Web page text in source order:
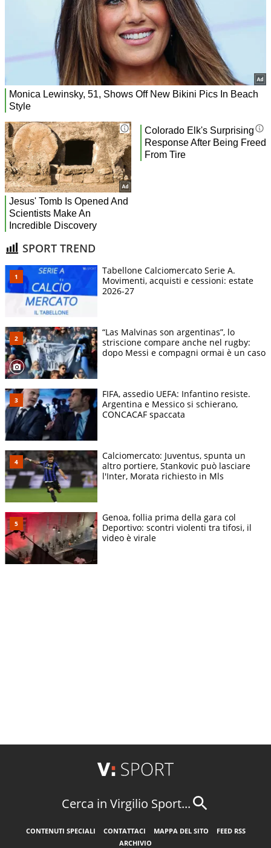
SPORT TREND
Tabellone Calciomercato Serie A.
Movimenti, acquisti e cessioni: estate
2026-27
“Las Malvinas son argentinas”, lo
striscione compare anche nel rugby:
dopo Messi e compagni ormai è un caso
FIFA, assedio UEFA: Infantino resiste.
Argentina e Messico si schierano,
CONCACAF spaccata
Calciomercato: Juventus, spunta un
altro portiere, Stankovic può lasciare
l'Inter, Morata richiesto in Mls
Genoa, follia prima della gara col
Deportivo: scontri violenti tra tifosi, il
video è virale
Cerca in Virgilio Sport...
CONTENUTI SPECIALI CONTATTACI MAPPA DEL SITO
FEED RSS
ARCHIVIO